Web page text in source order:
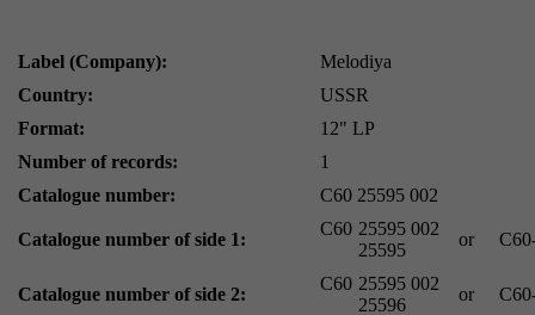
Label (Company):
Melodiya
Country:
USSR
Format:
12" LP
Number of records:
1
Catalogue number:
С60 25595 002
Catalogue number of side 1:
С60 25595 002
25595
or
Catalogue number of side 2:
С60 25595 002
25596
or